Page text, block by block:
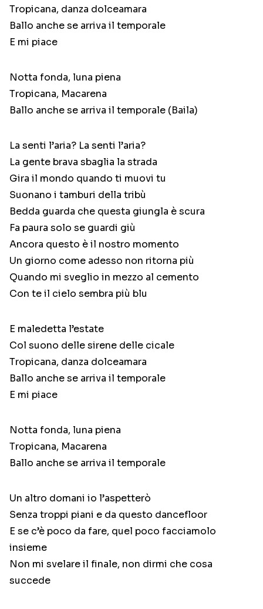
Tropicana, danza dolceamara
Ballo anche se arriva il temporale
E mi piace
Notta fonda, luna piena
Tropicana, Macarena
Ballo anche se arriva il temporale (Baila)
La senti l’aria? La senti l’aria?
La gente brava sbaglia la strada
Gira il mondo quando ti muovi tu
Suonano i tamburi della tribù
Bedda guarda che questa giungla è scura
Fa paura solo se guardi giù
Ancora questo è il nostro momento
Un giorno come adesso non ritorna più
Quando mi sveglio in mezzo al cemento
Con te il cielo sembra più blu
E maledetta l’estate
Col suono delle sirene delle cicale
Tropicana, danza dolceamara
Ballo anche se arriva il temporale
E mi piace
Notta fonda, luna piena
Tropicana, Macarena
Ballo anche se arriva il temporale
Un altro domani io l’aspetterò
Senza troppi piani e da questo dancefloor
E se c’è poco da fare, quel poco facciamolo
insieme
Non mi svelare il finale, non dirmi che cosa
succede